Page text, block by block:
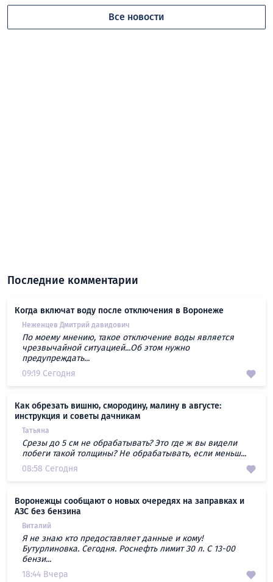
Все новости
Последние комментарии
Когда включат воду после отключения в Воронеже
Неженцев Дмитрий давидович
По моему мнению, такое отключение воды является
чрезвычайной ситуацией...Об этом нужно
предупреждать...
09:19 Сегодня
Как обрезать вишню, смородину, малину в августе:
инструкция и советы дачникам
Татьяна
Срезы до 5 см не обрабатывать? Это где ж вы видели
побеги такой толщины? Не обрабатывать, если меньш...
08:58 Сегодня
Воронежцы сообщают о новых очередях на заправках и
АЗС без бензина
Виталий
Я не знаю кто предоставляет данные и кому!
Бутурлиновка. Сегодня. Роснефть лимит 30 л. С 13-00
бензи...
18:44 Вчера